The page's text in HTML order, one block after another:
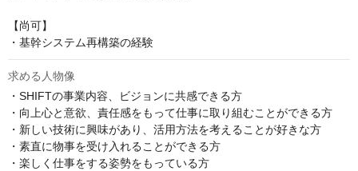
【尚可】
・基幹システム再構築の経験
求める人物像
・SHIFTの事業内容、ビジョンに共感できる方
・向上心と意欲、責任感をもって仕事に取り組むことができる方
・新しい技術に興味があり、活用方法を考えることが好きな方
・素直に物事を受け入れることができる方
・楽しく仕事をする姿勢をもっている方